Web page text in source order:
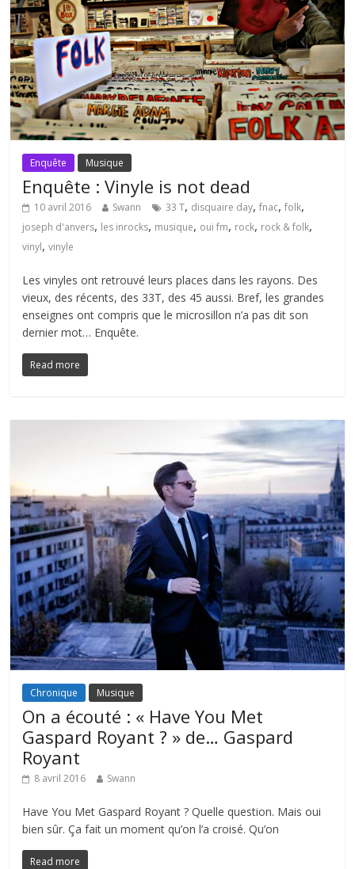
Enquête Musique
Enquête : Vinyle is not dead
10 avril 2016 Swann 33 T, disquaire day,fnac,folk,
joseph d'anvers, les inrocks, musique, oui fm, rock, rock & folk,
vinyl,vinyle
Les vinyles ont retrouvé leurs places dans les rayons. Des
vieux, des récents, des 33T, des 45 aussi. Bref, les grandes
enseignes ont compris que le microsillon n’a pas dit son
dernier mot… Enquête.
Read more
Chronique Musique
On a écouté : « Have You Met
Gaspard Royant ? » de… Gaspard
Royant
8 avril 2016 Swann
Have You Met Gaspard Royant ? Quelle question. Mais oui
bien sûr. Ça fait un moment qu’on l’a croisé. Qu’on
Read more